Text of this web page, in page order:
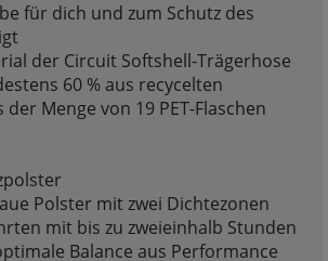
für dich und zum Schutz des
der Circuit Softshell-Trägerhose
60 % aus recycelten
Menge von 19 PET-Flaschen
Polster mit zwei Dichtezonen
mit bis zu zweieinhalb Stunden
Balance aus Performance